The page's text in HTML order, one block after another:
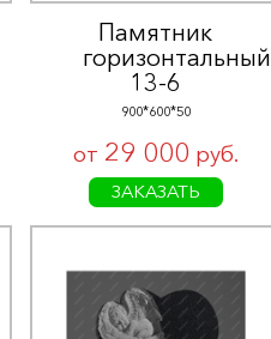
Памятник
горизонтальный
13-6
900*600*50
от 29 000 руб.
ЗАКАЗАТЬ